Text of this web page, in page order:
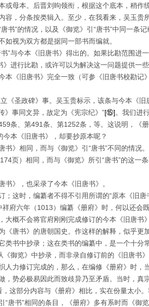
母本。后晋刘昫领衔，根据这个底本，稍作
容，分条按类辑入。至少，在我看来，吴玉
书”的情况，以及《御览》引“唐书”中同一条
视为双方都是据同一部书而编就。
”与今本《旧唐书》得出的。如果比勘范围进
进行比勘，或许可以为解决这一问题提供一些
《旧唐书》完全一致（可参《旧唐书校勘记
《圣政碑》事。吴玉贵标示，该条与今本《旧
》事同文异，故定为《宪宗纪》”[⑮]。我们进
条、第491条、第1252条，等。这说明，《
今本《旧唐书》，却要抄原本呢？
》相同，而与《御览》引“唐书”不同的情况
页）相同，而与《御览》所引“唐书”的这一
》，也采录了今本《旧唐书》。
这时，编纂者不得不引用所谓的“原本《旧
祥府六年（1013）编纂《册府》时，何以还会
大概不会将官府刚刚完成修订的今本《旧唐
唐书》的唐朝国史。作这样的解释，似乎更
类书中抄录；这在类书的编纂中，是一个十
御览》中抄录，而非录自修订前的《旧唐书
人力修订完成的，那么，在编修《册府》时，
，势必极易因此而致歧异乃至矛盾。当时，真
，这部分内容与《册府》相比，实在份量太小
唐书”相同的条目，《册府》多有系时而《御